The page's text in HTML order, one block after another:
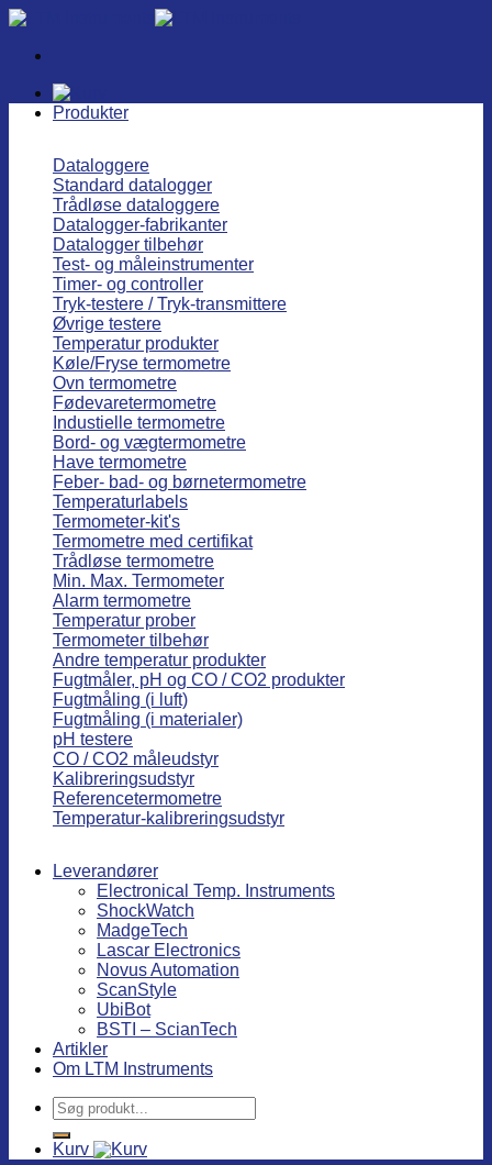
Fortsæt
indhold
Produkter
Dataloggere
Standard datalogger
Trådløse dataloggere
Datalogger-fabrikanter
Datalogger tilbehør
Test- og måleinstrumenter
Timer- og controller
Tryk-testere / Tryk-transmittere
Øvrige testere
Temperatur produkter
Køle/Fryse termometre
Ovn termometre
Fødevaretermometre
Industielle termometre
Bord- og vægtermometre
Have termometre
Feber- bad- og børnetermometre
Temperaturlabels
Termometer-kit's
Termometre med certifikat
Trådløse termometre
Min. Max. Termometer
Alarm termometre
Temperatur prober
Termometer tilbehør
Andre temperatur produkter
Fugtmåler, pH og CO / CO2 produkter
Fugtmåling (i luft)
Fugtmåling (i materialer)
pH testere
CO / CO2 måleudstyr
Kalibreringsudstyr
Referencetermometre
Temperatur-kalibreringsudstyr
Leverandører
Electronical Temp. Instruments
ShockWatch
MadgeTech
Lascar Electronics
Novus Automation
ScanStyle
UbiBot
BSTI – ScianTech
Artikler
Om LTM Instruments
Søg
efter:
Kurv